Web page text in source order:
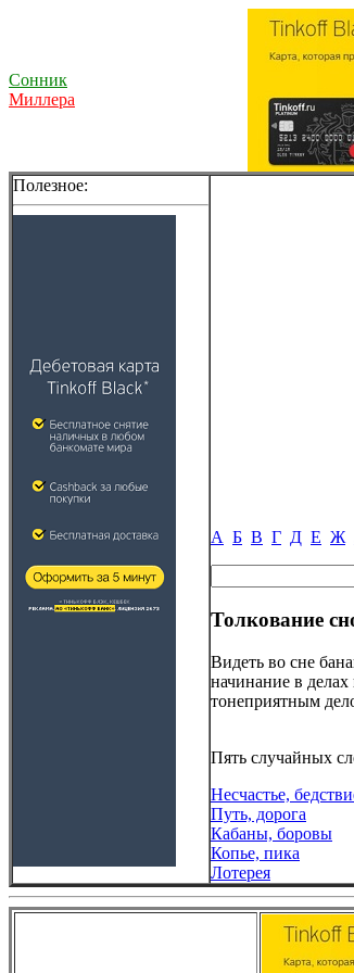
Сонник
Миллера
Полезное:
А Б В Г Д Е Ж
Толкование
Видеть во сне
начинание в
тонеприятным
Пять случайных
Несчастье,
Путь, дорога
Кабаны, боровы
Копье, пика
Лотерея